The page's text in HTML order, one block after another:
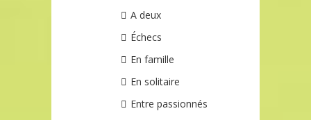
A deux
Échecs
En famille
En solitaire
Entre passionnés